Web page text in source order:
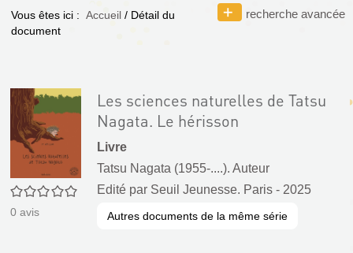
recherche avancée
Vous êtes ici : Accueil / Détail du
document
0/5
0 avis
Les sciences naturelles de Tatsu
Nagata. Le hérisson
Livre
Tatsu Nagata (1955-....). Auteur
Edité par Seuil Jeunesse. Paris - 2025
Autres documents de la même série